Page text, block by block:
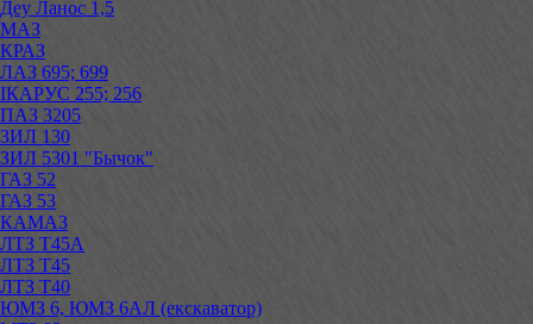
Деу Ланос 1,5
МАЗ
КРАЗ
ЛАЗ 695; 699
ІКАРУС 255; 256
ПАЗ 3205
ЗИЛ 130
ЗИЛ 5301 "Бычок"
ГАЗ 52
ГАЗ 53
КАМАЗ
ЛТЗ Т45А
ЛТЗ Т45
ЛТЗ Т40
ЮМЗ 6, ЮМЗ 6АЛ (екскаватор)